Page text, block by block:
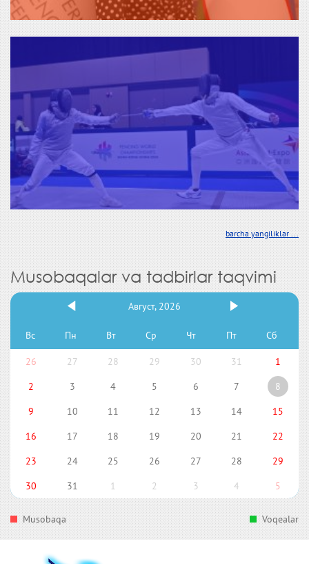
barcha yangiliklar ...
Musobaqalar va tadbirlar taqvimi
Август, 2026
Вс Пн Вт Ср Чт Пт Сб
26 27 28 29 30 31
1
2
3 4 5 6 7
8
9
10 11 12 13 14
15
16
17 18 19 20 21
22
23
24 25 26 27 28
29
30
31 1 2 3 4 5
Musobaqa Voqealar